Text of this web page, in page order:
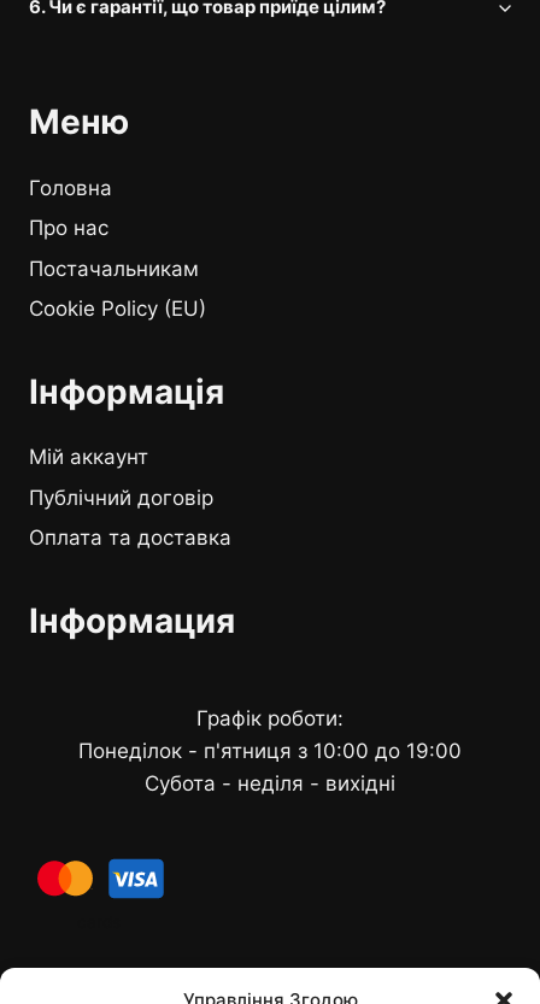
6. Чи є гарантії, що товар приїде цілим?
Меню
Головна
Про нас
Постачальникам
Cookie Policy (EU)
Інформація
Мій аккаунт
Публічний договір
Оплата та доставка
Інформация
Графік роботи:
Понеділок - п'ятниця з 10:00 до 19:00
Субота - неділя - вихідні